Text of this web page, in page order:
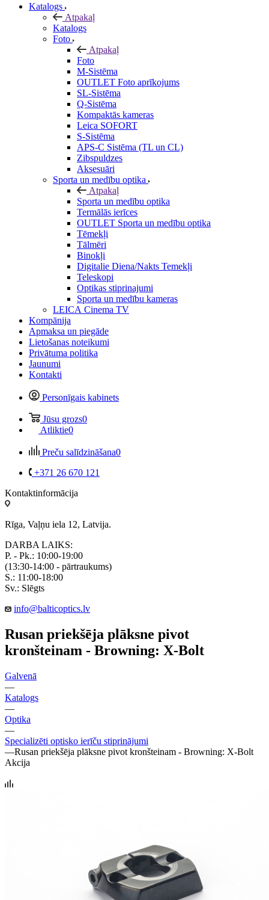
Katalogs
Atpakaļ
Katalogs
Foto
Atpakaļ
Foto
M-Sistēma
OUTLET Foto aprīkojums
SL-Sistēma
Q-Sistēma
Kompaktās kameras
Leica SOFORT
S-Sistēma
APS-C Sistēma (TL un CL)
Zibspuldzes
Aksesuāri
Sporta un medību optika
Atpakaļ
Sporta un medību optika
Termālās ierīces
OUTLET Sporta un medību optika
Tēmekļi
Tālmēri
Binokļi
Digitalie Diena/Nakts Temekļi
Teleskopi
Optikas stiprinajumi
Sporta un medību kameras
LEICA Cinema TV
Kompānija
Apmaksa un piegāde
Lietošanas noteikumi
Privātuma politika
Jaunumi
Kontakti
Personīgais kabinets
Jūsu grozs0
Atliktie0
Preču salīdzināšana0
+371 26 670 121
Kontaktinformācija
Rīga, Vaļņu iela 12, Latvija.
DARBA LAIKS:
P. - Pk.: 10:00-19:00
(13:30-14:00 - pārtraukums)
S.: 11:00-18:00
Sv.: Slēgts
info@balticoptics.lv
Rusan priekšēja plāksne pivot
kronšteinam - Browning: X-Bolt
Galvenā
—
Katalogs
—
Optika
—
Specializēti optisko ierīču stiprinājumi
—Rusan priekšēja plāksne pivot kronšteinam - Browning: X-Bolt
Akcija